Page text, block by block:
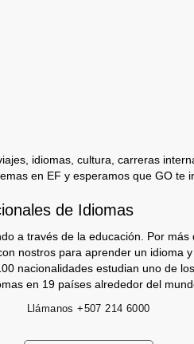
idiomas, cultura, carreras
en EF y esperamos que GO te
de Idiomas
a través de la educación. Por más
nostros para aprender un idioma
nacionalidades estudian uno de
en 19 países alrededor del
Llámanos +507 214 6000